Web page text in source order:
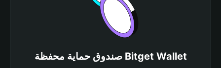
صندوق حماية محفظة Bitget Wallet